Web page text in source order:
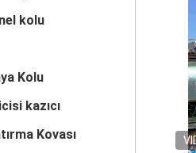
kolu
Kolu
kazıcı
Kovası